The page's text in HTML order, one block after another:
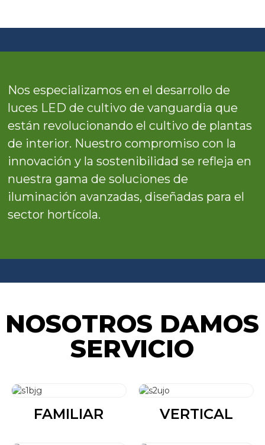
Nos especializamos en el desarrollo de
luces LED de cultivo de vanguardia que
están revolucionando el cultivo de plantas
de interior. Nuestro compromiso con la
innovación y la sostenibilidad se refleja en
nuestra gama de soluciones de
iluminación avanzadas, diseñadas para el
sector hortícola.
NOSOTROS DAMOS
SERVICIO
FAMILIAR VERTICAL